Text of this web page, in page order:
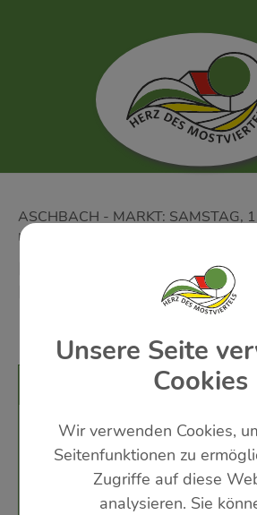
ASCHBACH - MARKT: SAMSTAG,
UHR
DÄMMERSCHOPPEN -
Marienplatz
3361 Aschbach-Markt
Unsere Seite
Cookies
Wir verwenden Cookies,
Seitenfunktionen zu
Zugriffe auf diese
analysieren. Sie